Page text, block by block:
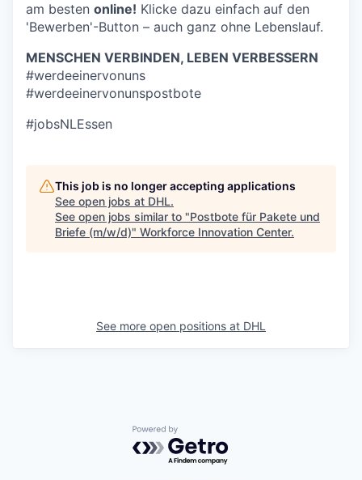
am besten online! Klicke dazu einfach auf den
'Bewerben'-Button – auch ganz ohne Lebenslauf.
MENSCHEN VERBINDEN, LEBEN VERBESSERN
#werdeeinervonuns
#werdeeinervonunspostbote
#jobsNLEssen
This job is no longer accepting applications
See open jobs at DHL.
See open jobs similar to "Postbote für Pakete und
Briefe (m/w/d)" Workforce Innovation Center.
See more open positions at DHL
Powered by Getro.com